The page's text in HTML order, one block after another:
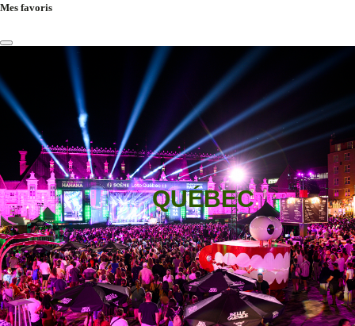
Mes favoris
QUÉBEC